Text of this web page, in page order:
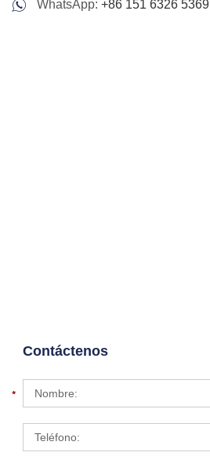
WhatsApp: +86 151 6326 5369
Contáctenos